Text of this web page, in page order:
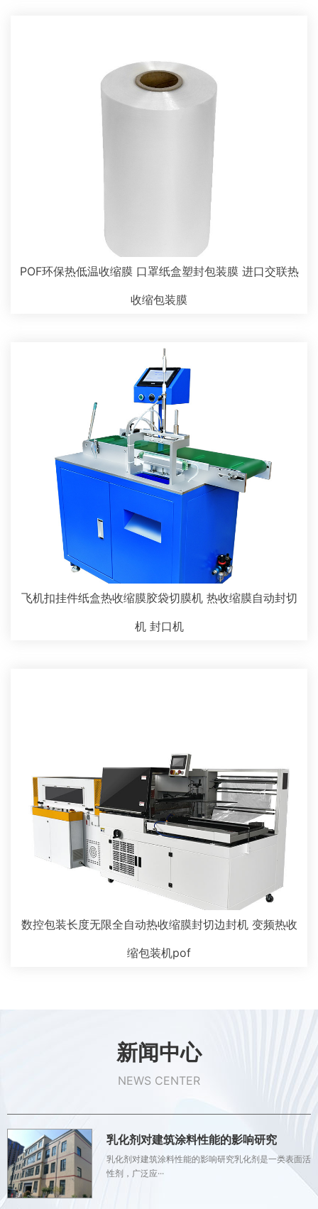
POF环保热低温收缩膜 口罩纸盒塑封包装膜 进口交联热
收缩包装膜
飞机扣挂件纸盒热收缩膜胶袋切膜机 热收缩膜自动封切
机 封口机
数控包装长度无限全自动热收缩膜封切边封机 变频热收
缩包装机pof
新闻中心
NEWS CENTER
乳化剂对建筑涂料性能的影响研究
乳化剂对建筑涂料性能的影响研究乳化剂是一类表面活
性剂，广泛应···